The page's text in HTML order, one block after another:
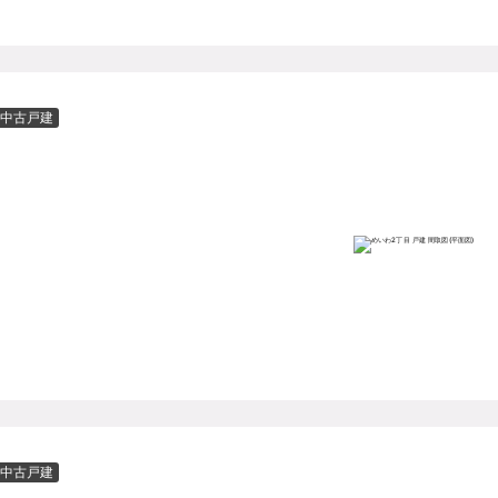
中古戸建
中古戸建